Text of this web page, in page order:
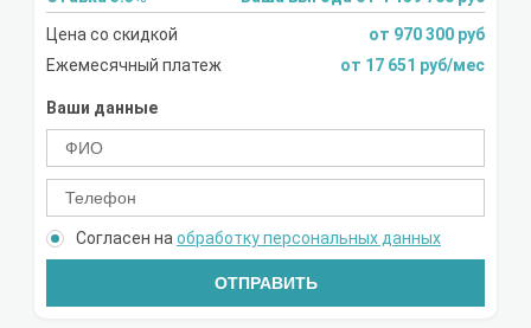
Цена со скидкой
от 970 300 руб
Ежемесячный платеж
от 17 651 руб/мес
Ваши данные
Согласен на обработку персональных данных
ОТПРАВИТЬ